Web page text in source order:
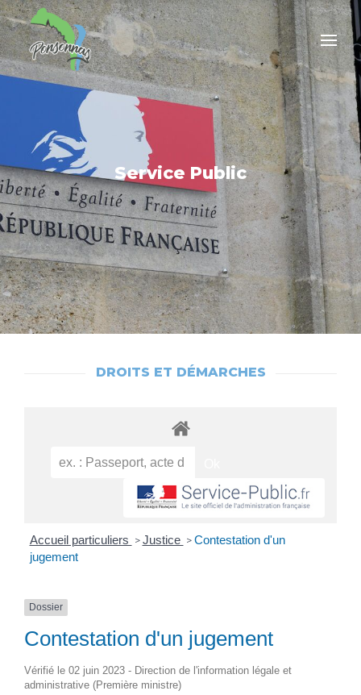
Service Public
DROITS ET DÉMARCHES
Accueil particuliers > Justice > Contestation d'un
jugement
Dossier
Contestation d'un jugement
Vérifié le 02 juin 2023 - Direction de l'information légale et
administrative (Première ministre)